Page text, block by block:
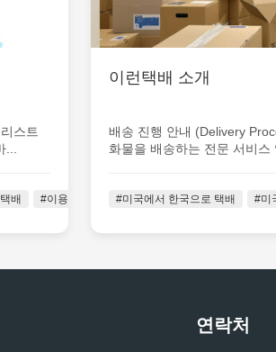
스트
배 #이용가이드 #통관금지품목 #통관금지품
이런택배 소개
배송 진행 안내 (Delivery
화물을 배송하는 전문 서비스
#미국에서 한국으로 택배 #미
연락처